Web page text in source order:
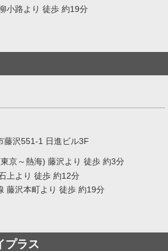
小路より 徒歩 約19分
藤沢551-1 日進ビル3F
京～熱海) 藤沢より 徒歩 約3分
上より 徒歩 約12分
藤沢本町より 徒歩 約19分
プラス